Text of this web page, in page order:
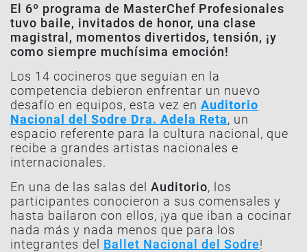
El 6º programa de MasterChef Profesionales
tuvo baile, invitados de honor, una clase
magistral, momentos divertidos, tensión, ¡y
como siempre muchísima emoción!
Los 14 cocineros que seguían en la
competencia debieron enfrentar un nuevo
desafío en equipos, esta vez en Auditorio
Nacional del Sodre Dra. Adela Reta, un
espacio referente para la cultura nacional, que
recibe a grandes artistas nacionales e
internacionales.
En una de las salas del Auditorio, los
participantes conocieron a sus comensales y
hasta bailaron con ellos, ¡ya que iban a cocinar
nada más y nada menos que para los
integrantes del Ballet Nacional del Sodre!